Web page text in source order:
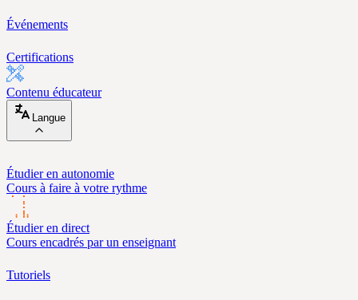
Événements
Certifications
Contenu éducateur
Langue
Étudier en autonomie
Cours à faire à votre rythme
Étudier en direct
Cours encadrés par un enseignant
Tutoriels